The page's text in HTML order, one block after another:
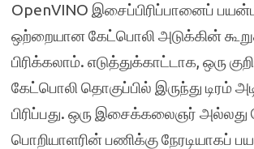
OpenVINO இசைப்பிரிப்பானைப்
ஒற்றையான கேட்பொலி அடுக்கின்
பிரிக்கலாம். எடுத்துக்காட்டாக, ஒரு
கேட்பொலி தொகுப்பில் இருந்து டிரம்
பிரிப்பது. ஒரு இசைக்கலைஞர்
பொறியாளரின் பணிக்கு நேரடியாகப்